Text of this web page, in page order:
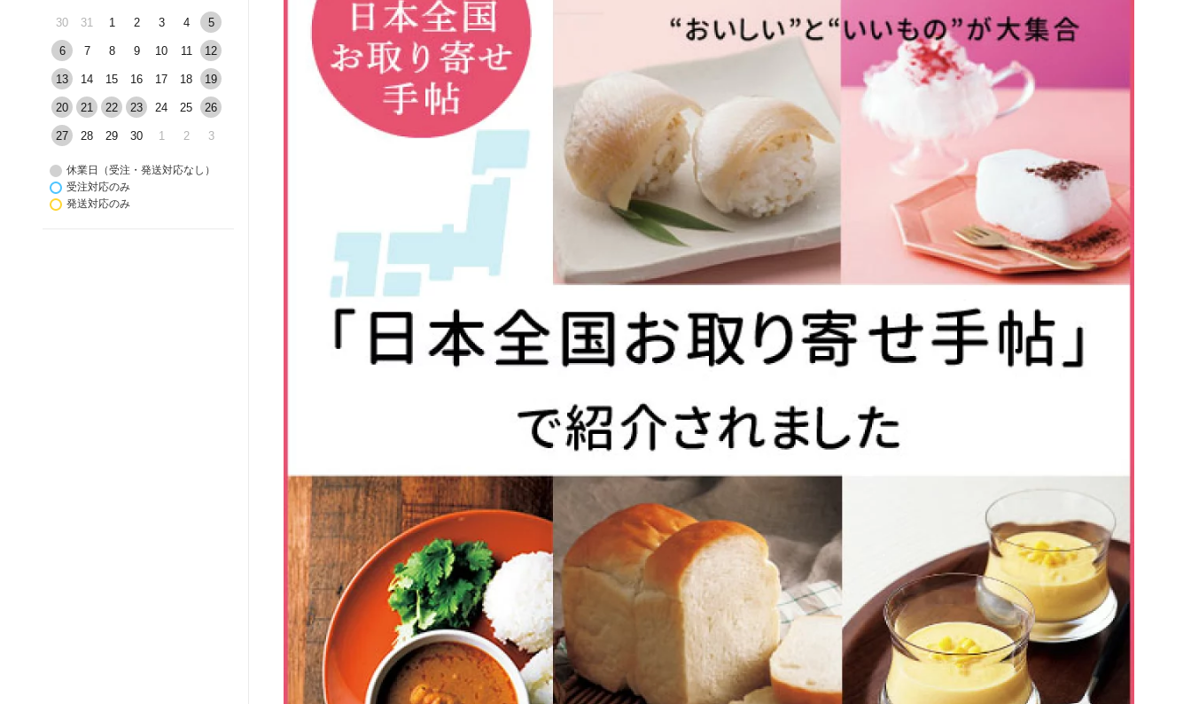
30 31 1 2 3 4 5
6 7 8 9 10 11 12
13 14 15 16 17 18 19
20 21 22 23 24 25 26
27 28 29 30 1 2 3
休業日（受注・発送対応なし）
受注対応のみ
発送対応のみ